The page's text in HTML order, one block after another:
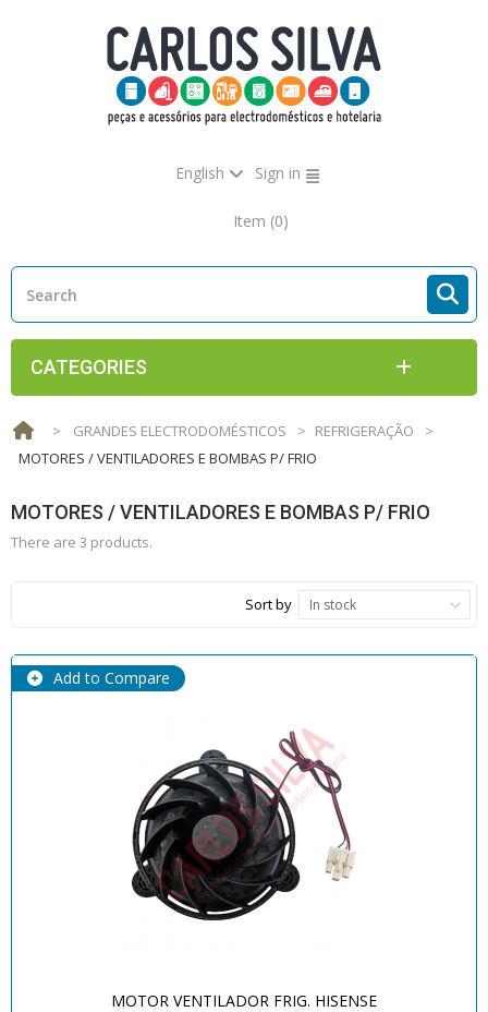
English Sign in
Item (0)
CATEGORIES
> GRANDES ELECTRODOMÉSTICOS > REFRIGERAÇÃO
>
MOTORES / VENTILADORES E BOMBAS P/ FRIO
MOTORES / VENTILADORES E BOMBAS P/ FRIO
There are 3 products.
Sort by In stock
Add to Compare
MOTOR VENTILADOR FRIG. HISENSE